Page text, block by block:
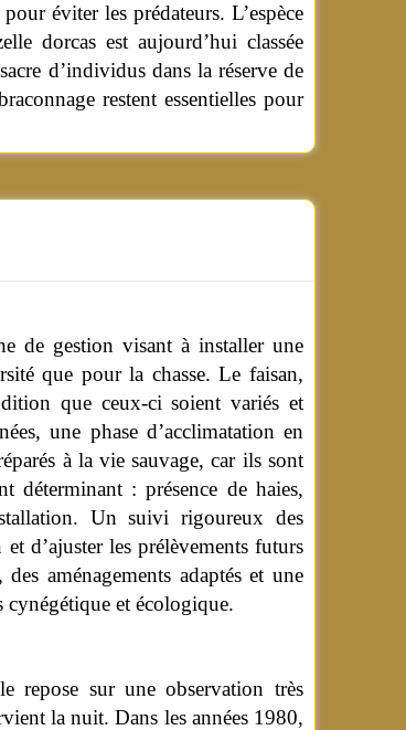
éviter les prédateurs. L’espèce
dorcas est aujourd’hui classée
d’individus dans la réserve de
restent essentielles pour
de gestion visant à installer une
que pour la chasse. Le faisan,
que ceux-ci soient variés et
une phase d’acclimatation en
à la vie sauvage, car ils sont
déterminant : présence de haies,
Un suivi rigoureux des
d’ajuster les prélèvements futurs
aménagements adaptés et une
cynégétique et écologique.
repose sur une observation très
la nuit. Dans les années 1980,